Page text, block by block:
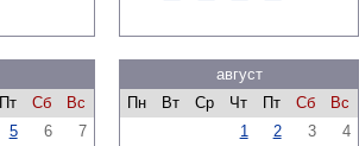
Пт Сб
Вс
5 6
7
август
Пн
Вт Ср Чт Пт Сб
Вс
1
2 3
4